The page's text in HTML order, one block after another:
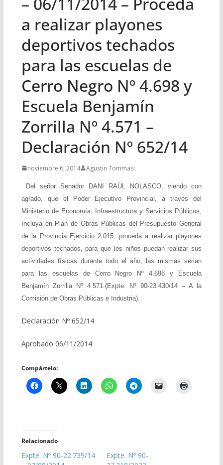
a realizar playones
deportivos techados
para las escuelas de
Cerro Negro Nº 4.698 y
Escuela Benjamín
Zorrilla Nº 4.571 –
Declaración Nº 652/14
noviembre 6, 2014 Agustin Tommasi
Del señor Senador DANI RAÚL NOLASCO, viendo con
agrado, que el Poder Ejecutivo Provincial, a través del
Ministerio de Economía, Infraestructura y Servicios Públicos,
Incluya en Plan de Obras Públicas del Presupuesto General
de la Provincia Ejercicio 2.015, proceda a realizar playones
deportivos techados, para que los niños puedan realizar sus
actividades físicas durante todo el año, las mismas serian
para las escuelas de Cerro Negro Nº 4.698 y Escuela
Benjamín Zorrilla Nº 4.571.(Expte. Nº 90-23.430/14 – A la
Comisión de Obras Públicas e Industria).
Declaración Nº 652/14
Aprobado 06/11/2014
Compártelo:
Relacionado
Expte. Nº 90-22.739/14
Expte. Nº 90-